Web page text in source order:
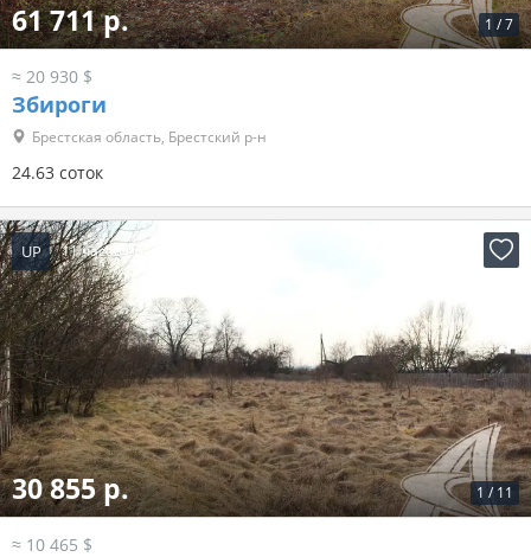
1 /7
61 711 р.
≈ 20 930 $
Збироги
Брестская область, Брестский р-н
24.63 соток
UP 11 часов назад
1 / 11
30 855 р.
≈ 10 465 $